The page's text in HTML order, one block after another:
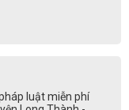
luật miễn phí